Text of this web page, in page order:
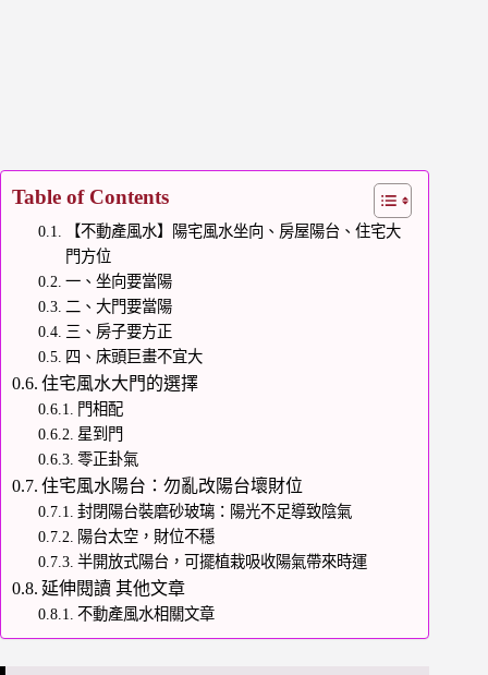
Table of Contents
【不動產風水】陽宅風水坐向、房屋陽台、住宅大
門方位
一、坐向要當陽
二、大門要當陽
三、房子要方正
四、床頭巨畫不宜大
住宅風水大門的選擇
門相配
星到門
零正卦氣
住宅風水陽台：勿亂改陽台壞財位
封閉陽台裝磨砂玻璃：陽光不足導致陰氣
陽台太空，財位不穩
半開放式陽台，可擺植栽吸收陽氣帶來時運
延伸閱讀 其他文章
不動產風水相關文章